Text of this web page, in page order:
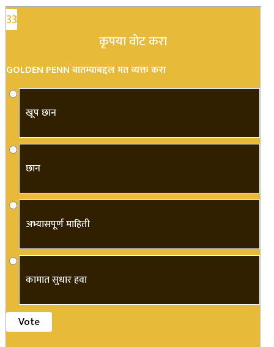
33
कृपया वोट करा
GOLDEN PENN बातम्याबद्दल मत व्यक्त करा
खूप छान
छान
अभ्यासपूर्ण माहिती
कामात सुधार हवा